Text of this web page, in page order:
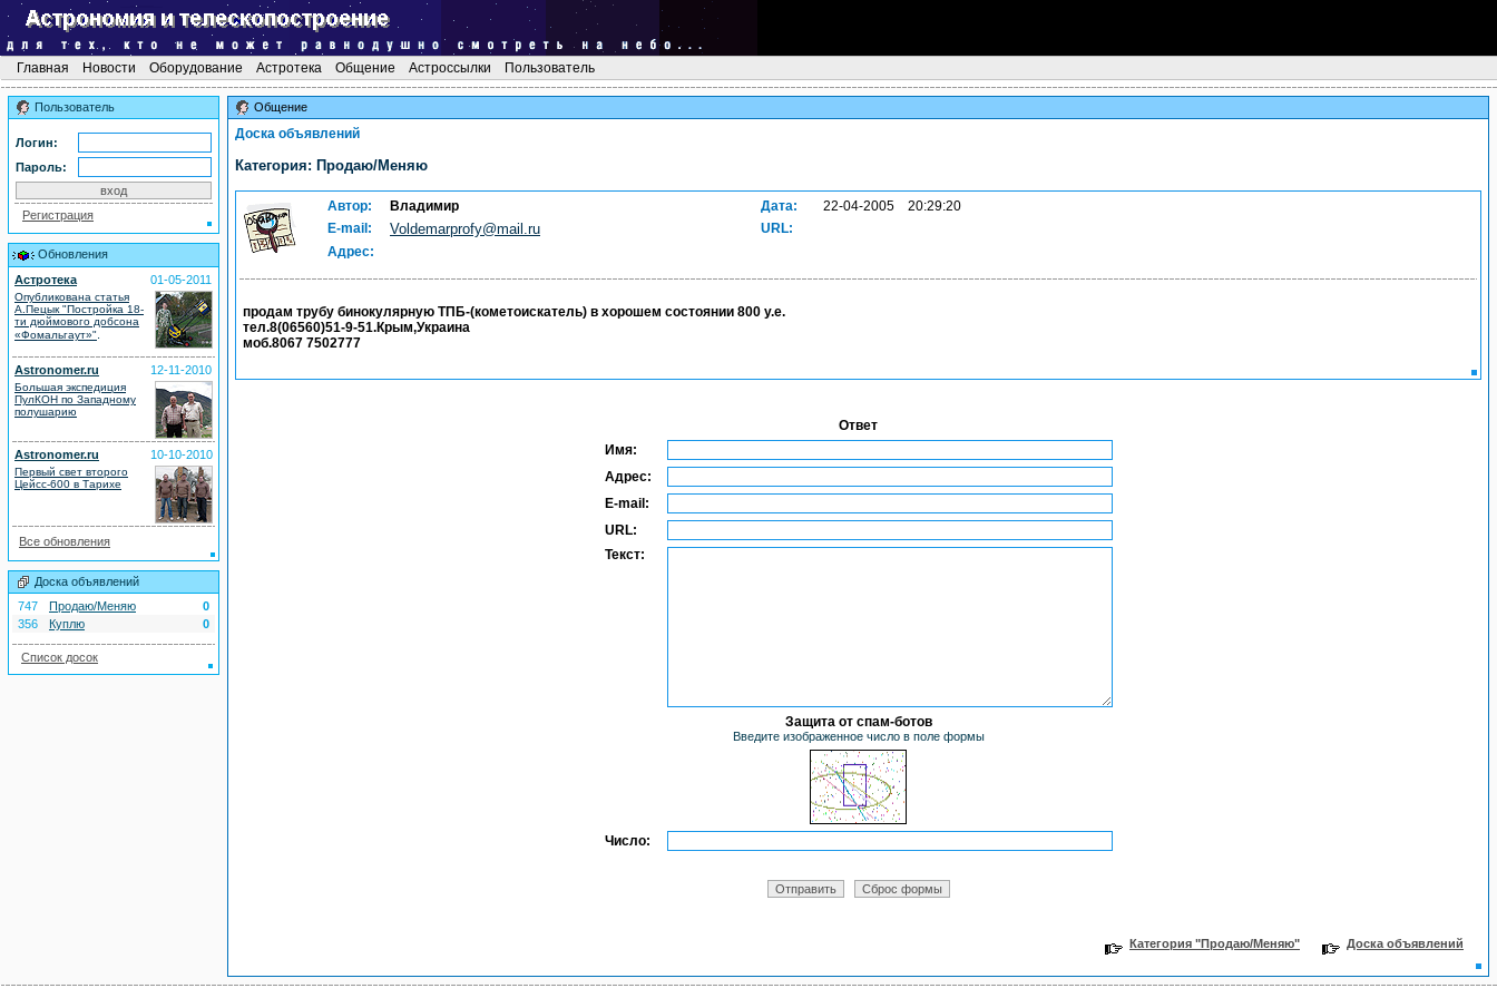
Главная Новости Оборудование Астротека Общение Астроссылки Пользователь
Пользователь
Логин:
Пароль:
Регистрация
Обновления
Астротека
01-05-2011
Опубликована статья
А.Пецык "Постройка 18-
ти дюймового добсона
«Фомальгаут»"
Astronomer.ru 12-11-2010
Большая экспедиция
ПулКОН по Западному
полушарию
Astronomer.ru 10-10-2010
Первый свет второго
Цейсс-600 в Тарихе
Все обновления
Доска объявлений
747
Продаю/Меняю
0
356
Куплю 0
Список досок
Общение
Доска объявлений
Категория: Продаю/Меняю
Автор: Владимир Дата:
22-04-2005 20:29:20
E-mail:
Voldemarprofy@mail.ru
URL:
Адрес:
продам трубу бинокулярную ТПБ-(кометоискатель) в хорошем состоянии 800 у.е.
тел.8(06560)51-9-51.Крым,Украина
моб.8067 7502777
Ответ
Имя:
Адрес:
E-mail:
URL:
Текст:
Защита от спам-ботов
Введите изображенное число в поле формы
Число:
Категория "Продаю/Меняю" Доска объявлений